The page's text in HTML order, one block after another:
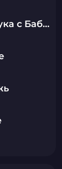
Упоротая наука с Бабаем Лютым